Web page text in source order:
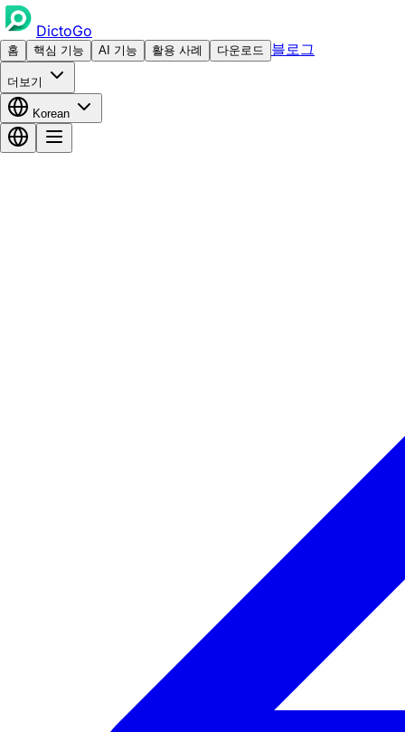
DictoGo
홈 핵심 기능 AI 기능 활용 사례 다운로드 블로그
더보기
Korean